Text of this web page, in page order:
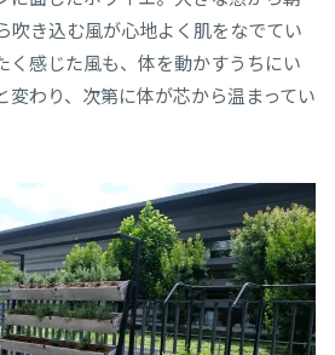
吹き込む風が心地よく肌をなでてい
く感じた風も、体を動かすうちにい
変わり、次第に体が芯から温まってい